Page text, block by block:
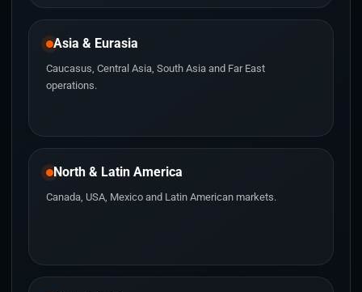
Asia & Eurasia
Caucasus, Central Asia, South Asia and Far East
operations.
North & Latin America
Canada, USA, Mexico and Latin American markets.